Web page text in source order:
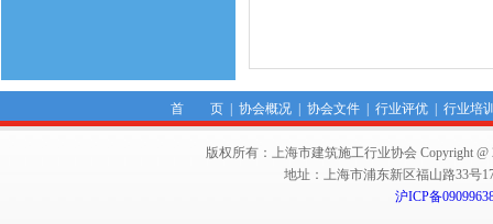
首 页| 协会概况| 协会文件| 行业评优| 行业培
版权所有：上海市建筑施工行业协会 Copyright @
地址：上海市浦东新区福山路33号
沪ICP备